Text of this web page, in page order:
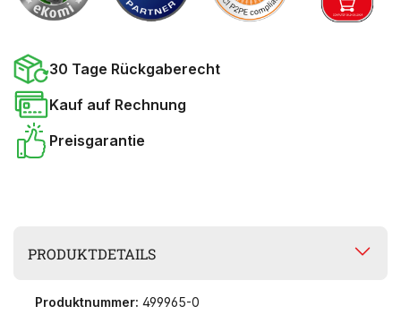
30 Tage Rückgaberecht
Kauf auf Rechnung
Preisgarantie
PRODUKTDETAILS
Produktnummer: 499965-0